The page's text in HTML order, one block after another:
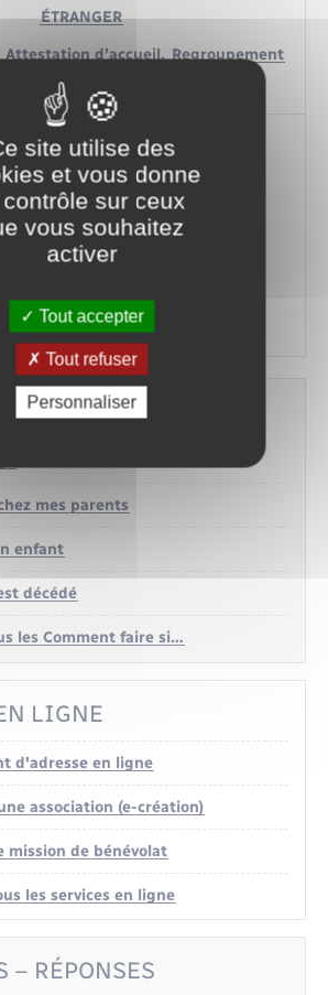
ÉTRANGER
Attestation d’accueil,Regroupement
LOISIRS
bateau,Tourisme,
chasser…
SI…
mes parents
enfant
décédé
les Comment faire si…
LIGNE
d'adresse en ligne
association (e-création)
mission de bénévolat
les services en ligne
– RÉPONSES
site utilise des
et vous donne
sur ceux
vous souhaitez
activer
Tout accepter
Tout refuser
Personnaliser